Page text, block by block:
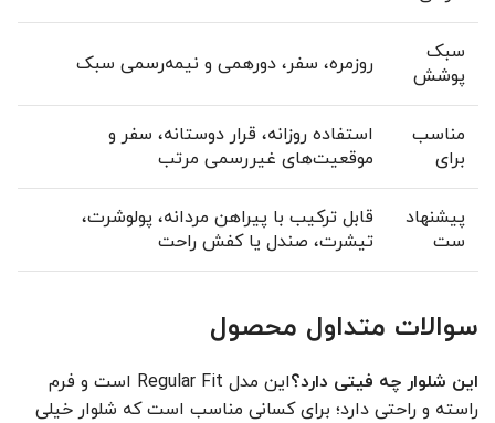
سبک
پوشش
روزمره، سفر، دورهمی و نیمه‌رسمی سبک
مناسب
برای
استفاده روزانه، قرار دوستانه، سفر و
موقعیت‌های غیررسمی مرتب
پیشنهاد
ست
قابل ترکیب با پیراهن مردانه، پولوشرت،
تیشرت، صندل یا کفش راحت
سوالات متداول محصول
این شلوار چه فیتی دارد؟
این مدل Regular Fit است و فرم
راسته و راحتی دارد؛ برای کسانی مناسب است که شلوار خیلی